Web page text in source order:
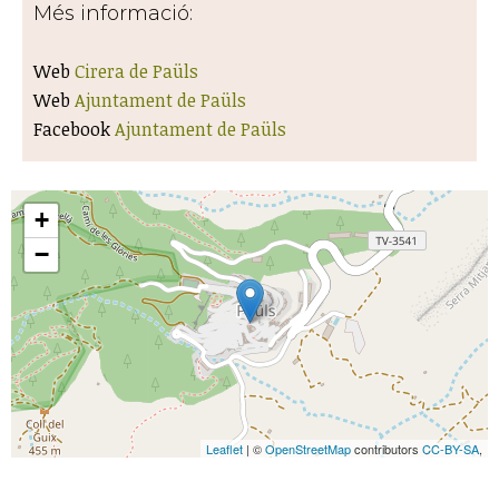
Més informació:
Web Cirera de Paüls
Web Ajuntament de Paüls
FacebookAjuntament de Paüls
+
−
Leaflet | ©OpenStreetMapcontributors CC-BY-SA,